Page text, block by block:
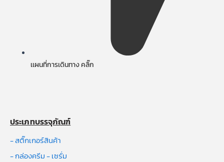
เเผนที่การเดินทาง คลิ๊ก
ประเภทบรรจุภัณฑ์
- สติ๊กเกอร์สินค้า
- กล่องครีม - เซรั่ม